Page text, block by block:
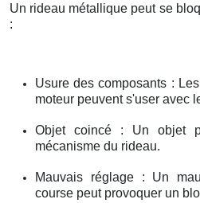
Un rideau métallique peut se
:
Usure des composants :
moteur peuvent s'user avec
Objet coincé : Un objet
mécanisme du rideau.
Mauvais réglage : Un
course peut provoquer un